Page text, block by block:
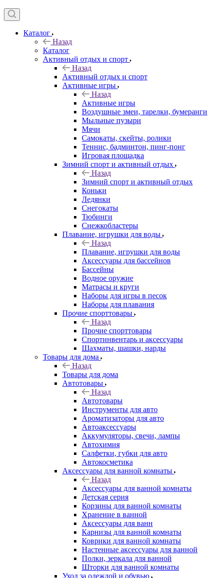
Каталог
Назад
Каталог
Активный отдых и спорт
Назад
Активный отдых и спорт
Активные игры
Назад
Активные игры
Воздушные змеи, тарелки, бумеранги
Мыльные пузыри
Мячи
Самокаты, скейты, ролики
Теннис, бадминтон, пинг-понг
Игровая площадка
Зимний спорт и активный отдых
Назад
Зимний спорт и активный отдых
Коньки
Ледянки
Снегокаты
Тюбинги
Снежкобластеры
Плавание, игрушки для воды
Назад
Плавание, игрушки для воды
Аксессуары для бассейнов
Бассейны
Водное оружие
Матрасы и круги
Наборы для игры в песок
Наборы для плавания
Прочие спорттовары
Назад
Прочие спорттовары
Спортинвентарь и аксессуары
Шахматы, шашки, нарды
Товары для дома
Назад
Товары для дома
Автотовары
Назад
Автотовары
Инструменты для авто
Ароматизаторы для авто
Автоаксессуары
Аккумуляторы, свечи, лампы
Автохимия
Салфетки, губки для авто
Автокосметика
Аксессуары для ванной комнаты
Назад
Аксессуары для ванной комнаты
Детская серия
Корзины для ванной комнаты
Хранение в ванной
Аксессуары для ванн
Карнизы для ванной комнаты
Коврики для ванной комнаты
Настенные аксессуары для ванной
Полки, зеркала для ванной
Шторки для ванной комнаты
Уход за одеждой и обувью